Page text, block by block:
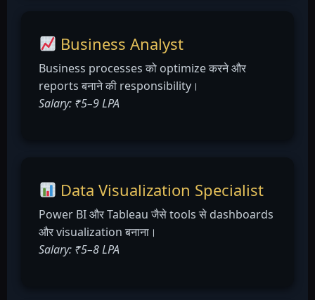
Business Analyst
Business processes को optimize करने और
reports बनाने की responsibility।
Salary: ₹5–9 LPA
Data Visualization Specialist
Power BI और Tableau जैसे tools से dashboards
और visualization बनाना।
Salary: ₹5–8 LPA